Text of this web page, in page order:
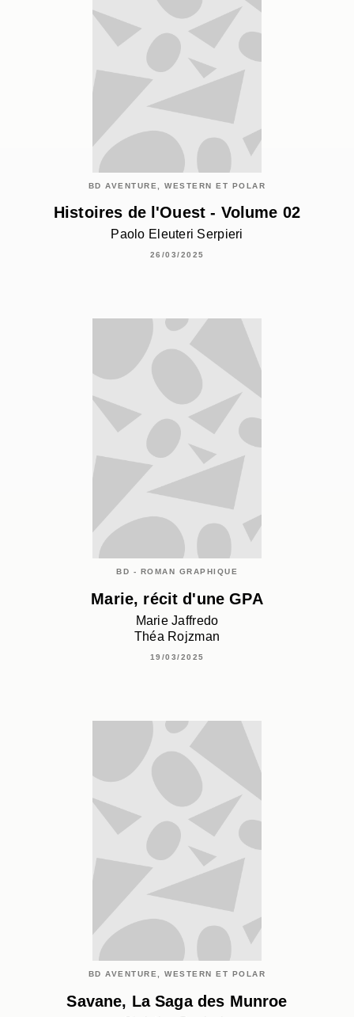
BD AVENTURE, WESTERN ET POLAR
Histoires de l'Ouest - Volume 02
Paolo Eleuteri Serpieri
26/03/2025
BD - ROMAN GRAPHIQUE
Marie, récit d'une GPA
Marie Jaffredo
Théa Rojzman
19/03/2025
BD AVENTURE, WESTERN ET POLAR
Savane, La Saga des Munroe